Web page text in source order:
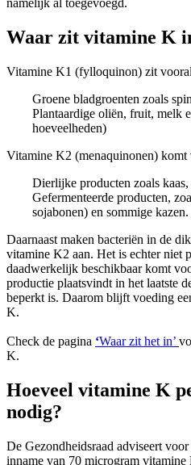
namelijk al toegevoegd.
Waar zit vitamine K
Vitamine K1 (fylloquinon) zit
Groene bladgroenten zoals
Plantaardige oliën, fruit, melk
hoeveelheden)
Vitamine K2 (menaquinonen) komt
Dierlijke producten zoals
Gefermenteerde producten,
sojabonen) en sommige kazen.
Daarnaast maken bacteriën in de
vitamine K2 aan. Het is echter niet
daadwerkelijk beschikbaar komt
productie plaatsvindt in het laatste
beperkt is. Daarom blijft voeding
K.
Check de pagina ‘Waar zit het in’
K.
Hoeveel vitamine K
nodig?
De Gezondheidsraad adviseert
inname van 70 microgram